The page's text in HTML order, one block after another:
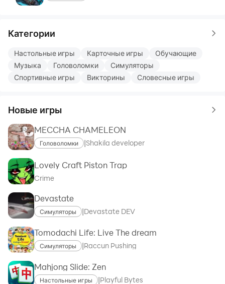
Категории
Настольные игры Карточные игры
Обучающие
Музыка
Головоломки
Симуляторы
Спортивные игры
Викторины Словесные игры
Новые игры
MECCHA CHAMELEON
Головоломки |Shakila developer
Lovely Craft Piston Trap
Crime
Devastate
Симуляторы |Devastate DEV
Tomodachi Life: Live The dream
Симуляторы |Raccun Pushing
Mahjong Slide: Zen
Настольные игры |Playful Bytes